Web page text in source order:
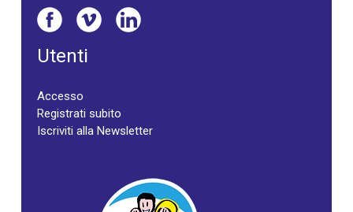
Utenti
Accesso
Registrati subito
Iscriviti alla Newsletter